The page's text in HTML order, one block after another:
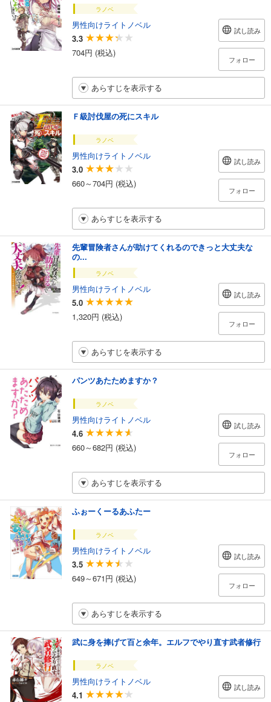
ラノベ
男性向けライトノベル
3.3
704円 (税込)
試し読み
フォロー
あらすじを表示する
Ｆ級討伐屋の死にスキル
ラノベ
男性向けライトノベル
3.0
660～704円 (税込)
試し読み
フォロー
あらすじを表示する
先輩冒険者さんが助けてくれるのできっと大丈夫な
の...
ラノベ
男性向けライトノベル
5.0
1,320円 (税込)
試し読み
フォロー
あらすじを表示する
パンツあたためますか？
ラノベ
男性向けライトノベル
4.6
660～682円 (税込)
試し読み
フォロー
あらすじを表示する
ふぉーくーるあふたー
ラノベ
男性向けライトノベル
3.5
649～671円 (税込)
試し読み
フォロー
あらすじを表示する
武に身を捧げて百と余年。エルフでやり直す武者修行
ラノベ
男性向けライトノベル
4.1
試し読み